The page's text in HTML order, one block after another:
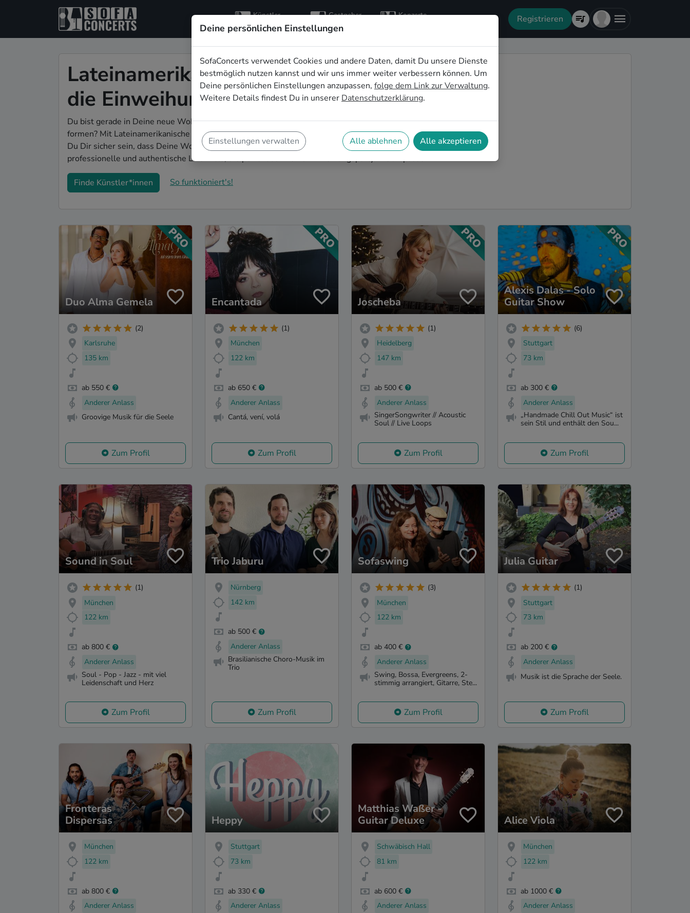
Künstler
entdecken
Gastgeber Konzerte Registrieren
Lateinamerikanische Live-Musik für
die Einweihungsparty in Ulm
Du bist gerade in Deine neue Wohnung eingezogen und möchtest jetzt die ersten Erinnerungen
formen? Mit Lateinamerikanische Live-Musiker*innen auf Deiner Einweihungsparty in Ulm kannst
Du Dir sicher sein, dass Deine Wohnung im richtigen Glanz erstrahlt. Auf SofaConcerts findest Du
professionelle und authentische Live-Acts, die perfekt auf Deine Einweihungsparty in Ulm passen.
Finde Künstler*innen So funktioniert's!
Duo Alma Gemela
(2)
Karlsruhe
135 km
ab 550 €
Anderer Anlass
Groovige Musik für die Seele
Zum Profil
Encantada
(1)
München
122 km
ab 650 €
Anderer Anlass
Cantá, vení, volá
Zum Profil
Joscheba
(1)
Heidelberg
147 km
ab 500 €
Anderer Anlass
SingerSongwriter // Acoustic
Soul // Live Loops
Zum Profil
Alexis Dalas - Solo
Guitar Show
(6)
Stuttgart
73 km
ab 300 €
Anderer Anlass
„Handmade Chill Out Music“ ist
sein Stil und enthält den Sou...
Zum Profil
Sound in Soul
(1)
München
122 km
ab 800 €
Anderer Anlass
Soul - Pop - Jazz - mit viel
Leidenschaft und Herz
Zum Profil
Trio Jaburu
Nürnberg
142 km
ab 500 €
Anderer Anlass
Brasilianische Choro-Musik im
Trio
Zum Profil
Sofaswing
(3)
München
122 km
ab 400 €
Anderer Anlass
Swing, Bossa, Evergreens, 2-
stimmig arrangiert, Gitarre, Ste...
Zum Profil
Julia Guitar
(1)
Stuttgart
73 km
ab 200 €
Anderer Anlass
Musik ist die Sprache der Seele.
Zum Profil
Fronteras
Dispersas
München
122 km
ab 800 €
Anderer Anlass
Heppy
Stuttgart
73 km
ab 330 €
Anderer Anlass
Matthias Waßer -
Guitar Deluxe
Schwäbisch Hall
81 km
ab 600 €
Anderer Anlass
Alice Viola
München
122 km
ab 1000 €
Anderer Anlass
Deine persönlichen Einstellungen
SofaConcerts verwendet Cookies und andere Daten, damit Du unsere Dienste
bestmöglich nutzen kannst und wir uns immer weiter verbessern können. Um
Deine persönlichen Einstellungen anzupassen, folge dem Link zur Verwaltung.
Weitere Details findest Du in unserer Datenschutzerklärung.
Einstellungen verwalten Alle ablehnen Alle akzeptieren